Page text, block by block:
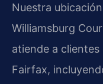
Nuestra
Williamsburg
atiende a
Fairfax,